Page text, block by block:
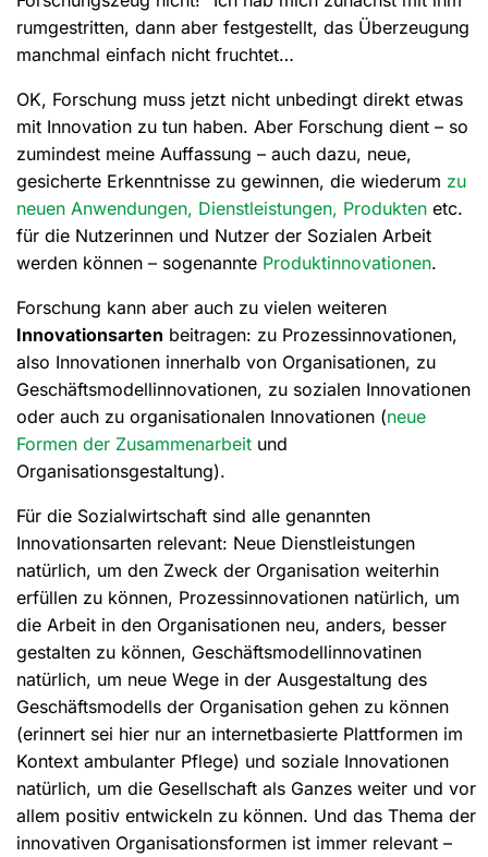
rumgestritten, dann aber festgestellt, das Überzeugung
manchmal einfach nicht fruchtet…
OK, Forschung muss jetzt nicht unbedingt direkt etwas
mit Innovation zu tun haben. Aber Forschung dient – so
zumindest meine Auffassung – auch dazu, neue,
gesicherte Erkenntnisse zu gewinnen, die wiederum zu
neuen Anwendungen, Dienstleistungen, Produkten etc.
für die Nutzerinnen und Nutzer der Sozialen Arbeit
werden können – sogenannte Produktinnovationen.
Forschung kann aber auch zu vielen weiteren
Innovationsarten beitragen: zu Prozessinnovationen,
also Innovationen innerhalb von Organisationen, zu
Geschäftsmodellinnovationen, zu sozialen Innovationen
oder auch zu organisationalen Innovationen (neue
Formen der Zusammenarbeit und
Organisationsgestaltung).
Für die Sozialwirtschaft sind alle genannten
Innovationsarten relevant: Neue Dienstleistungen
natürlich, um den Zweck der Organisation weiterhin
erfüllen zu können, Prozessinnovationen natürlich, um
die Arbeit in den Organisationen neu, anders, besser
gestalten zu können, Geschäftsmodellinnovatinen
natürlich, um neue Wege in der Ausgestaltung des
Geschäftsmodells der Organisation gehen zu können
(erinnert sei hier nur an internetbasierte Plattformen im
Kontext ambulanter Pflege) und soziale Innovationen
natürlich, um die Gesellschaft als Ganzes weiter und vor
allem positiv entwickeln zu können. Und das Thema der
innovativen Organisationsformen ist immer relevant –